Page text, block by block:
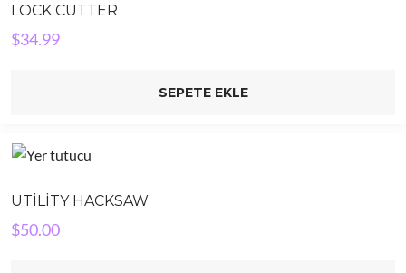
LOCK CUTTER
$34.99
SEPETE EKLE
UTILITY HACKSAW
$50.00